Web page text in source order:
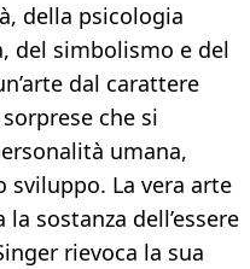
della psicologia
del simbolismo e del
dal carattere
che si
umana,
sviluppo. La vera arte
sostanza dell’essere
rievoca la sua